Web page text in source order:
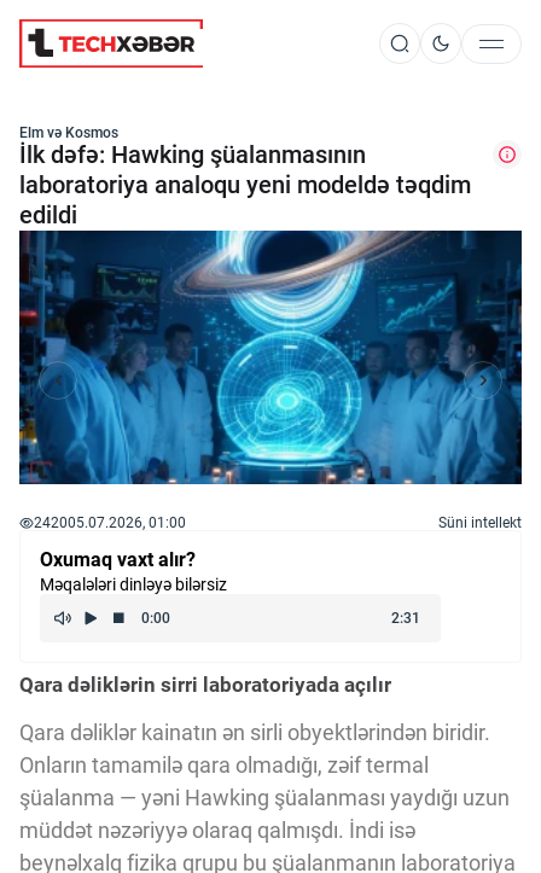
Süni İntellekt
Elm və Kosmos
Texnoloji İnkişaf
İnnovasiya və Startaplar
Robot və Cihazlar
Kriptovalyuta
İSTIFADƏ ŞƏRTLƏRİ
MƏXFİLİK SİYASƏTİ
Elm və Kosmos
İlk dəfə: Hawking şüalanmasının
laboratoriya analoqu yeni modeldə təqdim
edildi
242005.07.2026, 01:00 Süni intellekt
Oxumaq vaxt alır?
Məqalələri dinləyə bilərsiz
Qara dəliklərin sirri laboratoriyada açılır
Qara dəliklər kainatın ən sirli obyektlərindən biridir.
Onların tamamilə qara olmadığı, zəif termal
şüalanma — yəni Hawking şüalanması yaydığı uzun
müddət nəzəriyyə olaraq qalmışdı. İndi isə
beynəlxalq fizika qrupu bu şüalanmanın laboratoriya